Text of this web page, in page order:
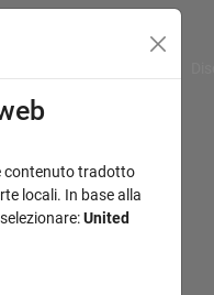
contenuto tradotto
locali. In base alla
United